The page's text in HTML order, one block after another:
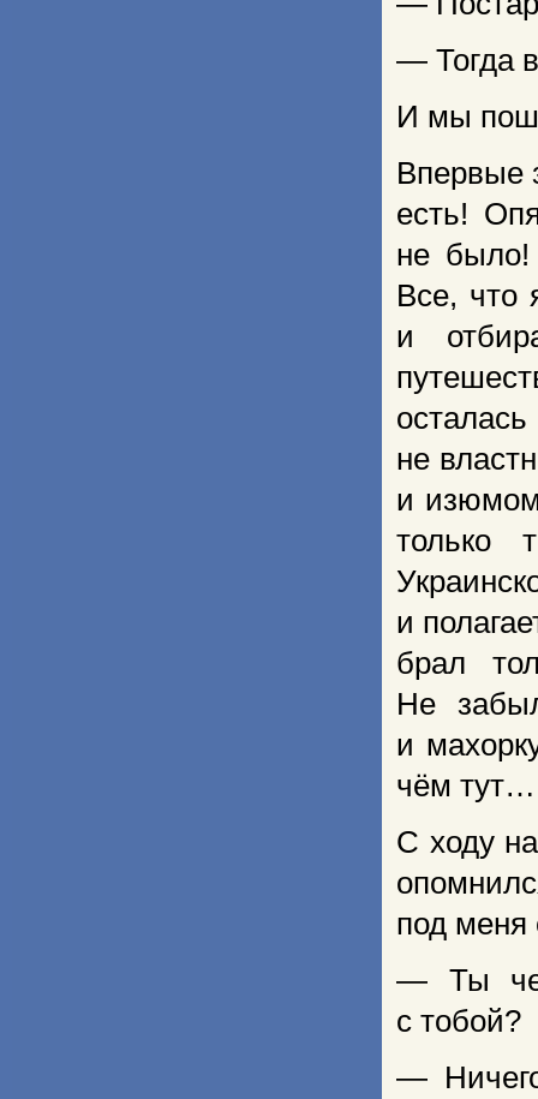
— Тогда
И мы
Впервые
есть!
не было!
Все, что
и
не
и
только
и
брал
Не
и
чём
С ходу
под меня
— Ты
с тобой?
—